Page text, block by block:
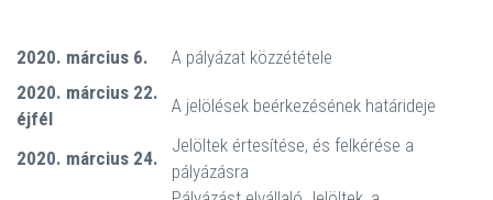
2020. március 6.
A pályázat közzététele
2020. március 22.
éjfél
A jelölések beérkezésének határideje
2020. március 24.
Jelöltek értesítése, és felkérése a
pályázásra